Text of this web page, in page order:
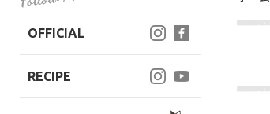
OFFICIAL
RECIPE